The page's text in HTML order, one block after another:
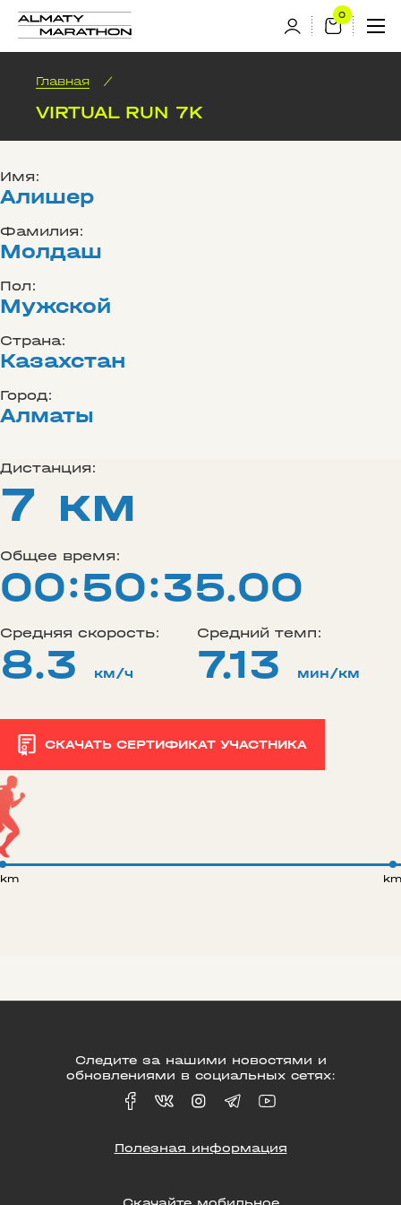
Главная /
VIRTUAL RUN 7K
Имя:
Алишер
Фамилия:
Молдаш
Пол:
Мужской
Страна:
Казахстан
Город:
Алматы
Дистанция:
7 км
Общее время:
00:50:35.00
Средняя скорость:
8.3 км/ч
Средний темп:
7.13 мин/км
СКАЧАТЬ СЕРТИФИКАТ УЧАСТНИКА
km
Следите за нашими новостями и
обновлениями в социальных сетях:
Полезная информация